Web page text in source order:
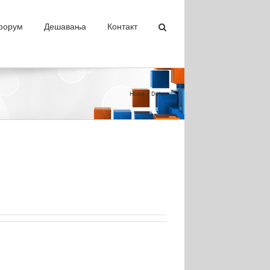
Дешавања Контакт
Home Dejan